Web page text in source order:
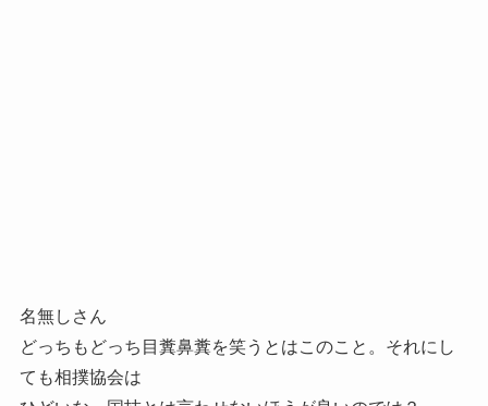
名無しさん
どっちもどっち目糞鼻糞を笑うとはこのこと。それにし
ても相撲協会は